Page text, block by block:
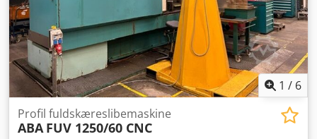
1 / 6
Profil fuldskæreslibemaskine
ABA FUV 1250/60 CNC